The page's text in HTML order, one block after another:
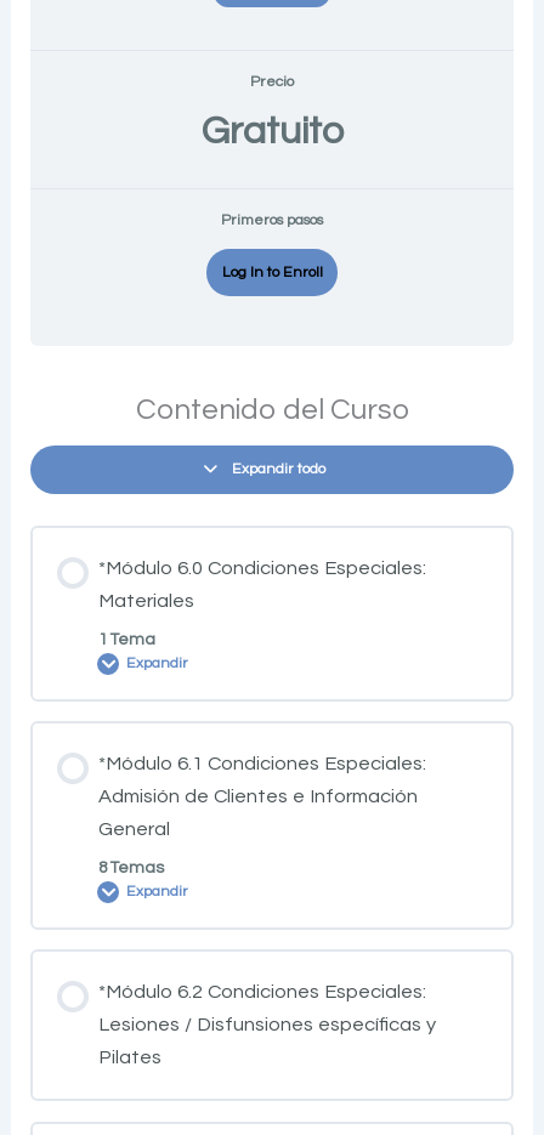
Precio
Gratuito
Primeros pasos
Log In to Enroll
Contenido del Curso
Expandir todo
*Módulo 6.0 Condiciones Especiales:
Materiales
1 Tema
Expandir
*Módulo 6.1 Condiciones Especiales:
Admisión de Clientes e Información
General
8 Temas
Expandir
*Módulo 6.2 Condiciones Especiales:
Lesiones / Disfunsiones específicas y
Pilates